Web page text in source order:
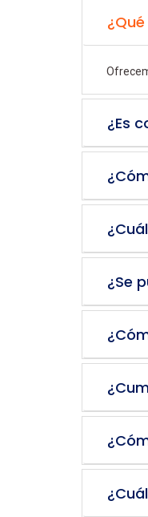
¿Es
¿Se